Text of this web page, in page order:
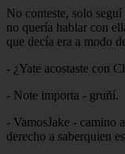
No conteste, solo
no quería hablar con
que decía era a modo
- ¿Yate acostaste con
- Note importa - gruñí.
- VamosJake - camino
derecho a saberquien